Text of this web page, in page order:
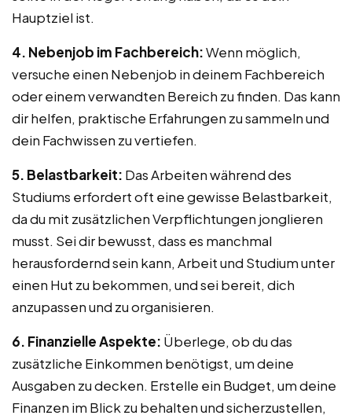
Hauptziel ist.
4. Nebenjob im Fachbereich:Wenn möglich,
versuche einen Nebenjob in deinem Fachbereich
oder einem verwandten Bereich zu finden. Das kann
dir helfen, praktische Erfahrungen zu sammeln und
dein Fachwissen zu vertiefen.
5. Belastbarkeit: Das Arbeiten während des
Studiums erfordert oft eine gewisse Belastbarkeit,
da du mit zusätzlichen Verpflichtungen jonglieren
musst. Sei dir bewusst, dass es manchmal
herausfordernd sein kann, Arbeit und Studium unter
einen Hut zu bekommen, und sei bereit, dich
anzupassen und zu organisieren.
6. Finanzielle Aspekte: Überlege, ob du das
zusätzliche Einkommen benötigst, um deine
Ausgaben zu decken. Erstelle ein Budget, um deine
Finanzen im Blick zu behalten und sicherzustellen,